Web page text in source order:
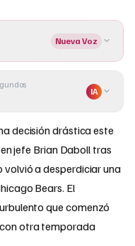
Nueva Voz
IA
decisión drástica este
jefe Brian Daboll tras
volvió a desperdiciar una
Bears. El
que comenzó
otra temporada